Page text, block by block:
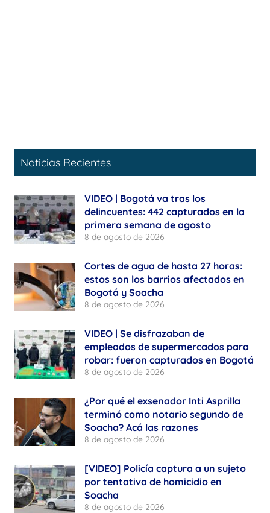
Noticias Recientes
VIDEO | Bogotá va tras los
delincuentes: 442 capturados en la
primera semana de agosto
8 de agosto de 2026
Cortes de agua de hasta 27 horas:
estos son los barrios afectados en
Bogotá y Soacha
8 de agosto de 2026
VIDEO | Se disfrazaban de
empleados de supermercados para
robar: fueron capturados en Bogotá
8 de agosto de 2026
¿Por qué el exsenador Inti Asprilla
terminó como notario segundo de
Soacha? Acá las razones
8 de agosto de 2026
[VIDEO] Policía captura a un sujeto
por tentativa de homicidio en
Soacha
8 de agosto de 2026